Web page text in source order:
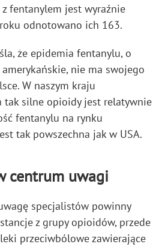
fentanylem jest wyraźnie
odnotowano ich 163.
że epidemia fentanylu, o
nie ma swojego
W naszym kraju
tak silne opioidy jest relatywnie
fentanylu na rynku
tak powszechna jak w USA.
centrum uwagi
specjalistów powinny
z grupy opioidów, przede
przeciwbólowe zawierające